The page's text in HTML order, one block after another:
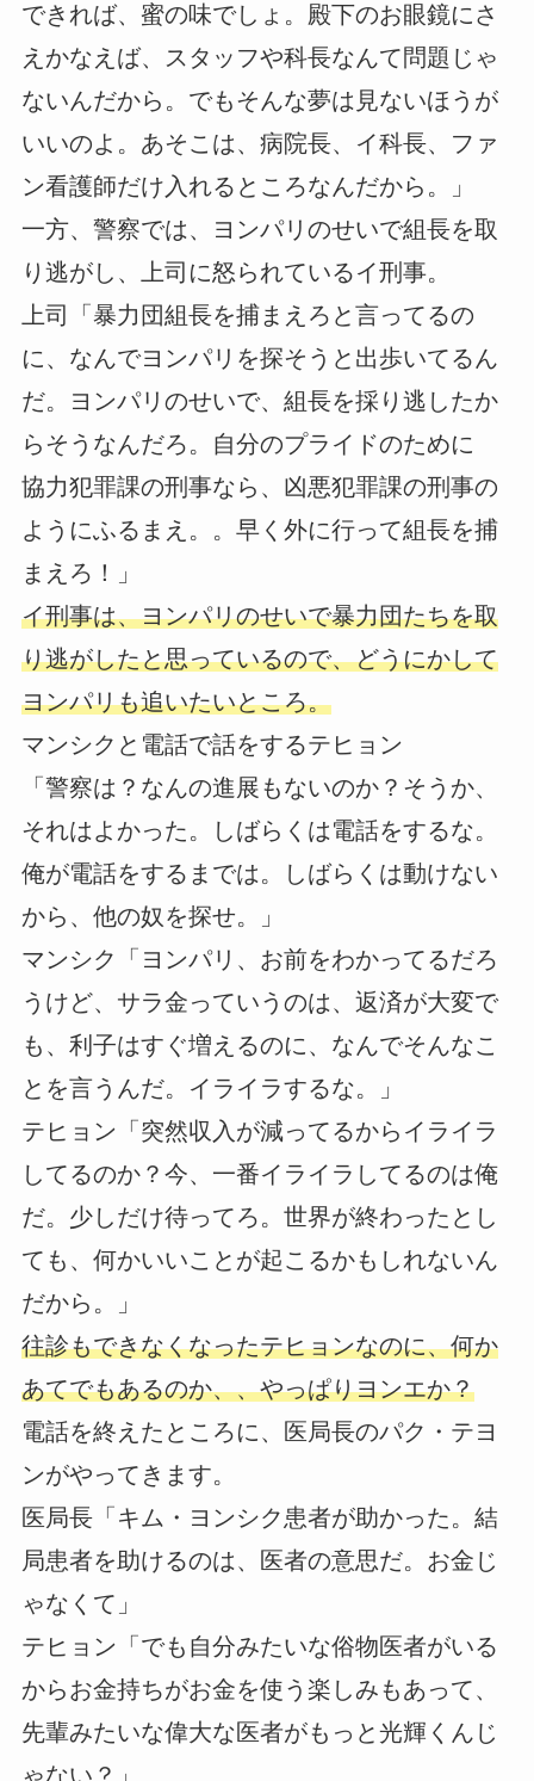
できれば、蜜の味でしょ。殿下のお眼鏡にさ
えかなえば、スタッフや科長なんて問題じゃ
ないんだから。でもそんな夢は見ないほうが
いいのよ。あそこは、病院長、イ科長、ファ
ン看護師だけ入れるところなんだから。」
一方、警察では、ヨンパリのせいで組長を取
り逃がし、上司に怒られているイ刑事。
上司「暴力団組長を捕まえろと言ってるの
に、なんでヨンパリを探そうと出歩いてるん
だ。ヨンパリのせいで、組長を採り逃したか
らそうなんだろ。自分のプライドのために
協力犯罪課の刑事なら、凶悪犯罪課の刑事の
ようにふるまえ。。早く外に行って組長を捕
まえろ！」
イ刑事は、ヨンパリのせいで暴力団たちを取
り逃がしたと思っているので、どうにかして
ヨンパリも追いたいところ。
マンシクと電話で話をするテヒョン
「警察は？なんの進展もないのか？そうか、
それはよかった。しばらくは電話をするな。
俺が電話をするまでは。しばらくは動けない
から、他の奴を探せ。」
マンシク「ヨンパリ、お前をわかってるだろ
うけど、サラ金っていうのは、返済が大変で
も、利子はすぐ増えるのに、なんでそんなこ
とを言うんだ。イライラするな。」
テヒョン「突然収入が減ってるからイライラ
してるのか？今、一番イライラしてるのは俺
だ。少しだけ待ってろ。世界が終わったとし
ても、何かいいことが起こるかもしれないん
だから。」
往診もできなくなったテヒョンなのに、何か
あてでもあるのか、、やっぱりヨンエか？
電話を終えたところに、医局長のパク・テヨ
ンがやってきます。
医局長「キム・ヨンシク患者が助かった。結
局患者を助けるのは、医者の意思だ。お金じ
ゃなくて」
テヒョン「でも自分みたいな俗物医者がいる
からお金持ちがお金を使う楽しみもあって、
先輩みたいな偉大な医者がもっと光輝くんじ
ゃない？」